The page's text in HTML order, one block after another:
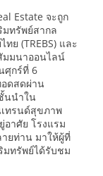
Estate จะถูก
ทรัพย์สากล
ทย (TREBS) และ
มมนาออนไลน์
ศุกร์ที่ 6
อดสดผ่าน
นนำใน
ทรนด์สุขภาพ
าศัย โรงแรม
ยท่าน มาให้ผู้ที่
ทรัพย์ได้รับชม